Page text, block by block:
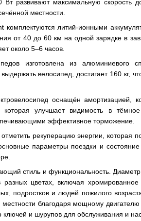
развивают максимальную скорость
местности.
комплектуются литий-ионными
от 40 до 60 км на одной зарядке в
около 5–6 часов.
изготовлена из алюминиевого
велосипед, достигает 160 кг,
оснащён амортизацией,
улучшает видимость в
эффективное торможение.
рекуперацию энергии, которая
параметры поездки и
стиль и функциональность.
цветах, включая
подростков и людей пожилого
благодаря мощному
ключей и шурупов для обслуживания и